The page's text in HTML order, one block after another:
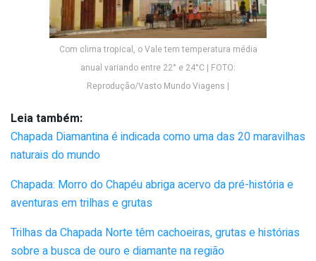
Com clima tropical, o Vale tem temperatura média
anual variando entre 22° e 24°C | FOTO:
Reprodução/Vasto Mundo Viagens |
Leia também:
Chapada Diamantina é indicada como uma das 20 maravilhas
naturais do mundo
Chapada: Morro do Chapéu abriga acervo da pré-história e
aventuras em trilhas e grutas
Trilhas da Chapada Norte têm cachoeiras, grutas e histórias
sobre a busca de ouro e diamante na região